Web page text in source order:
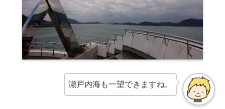
瀬戸内海も一望できますね。